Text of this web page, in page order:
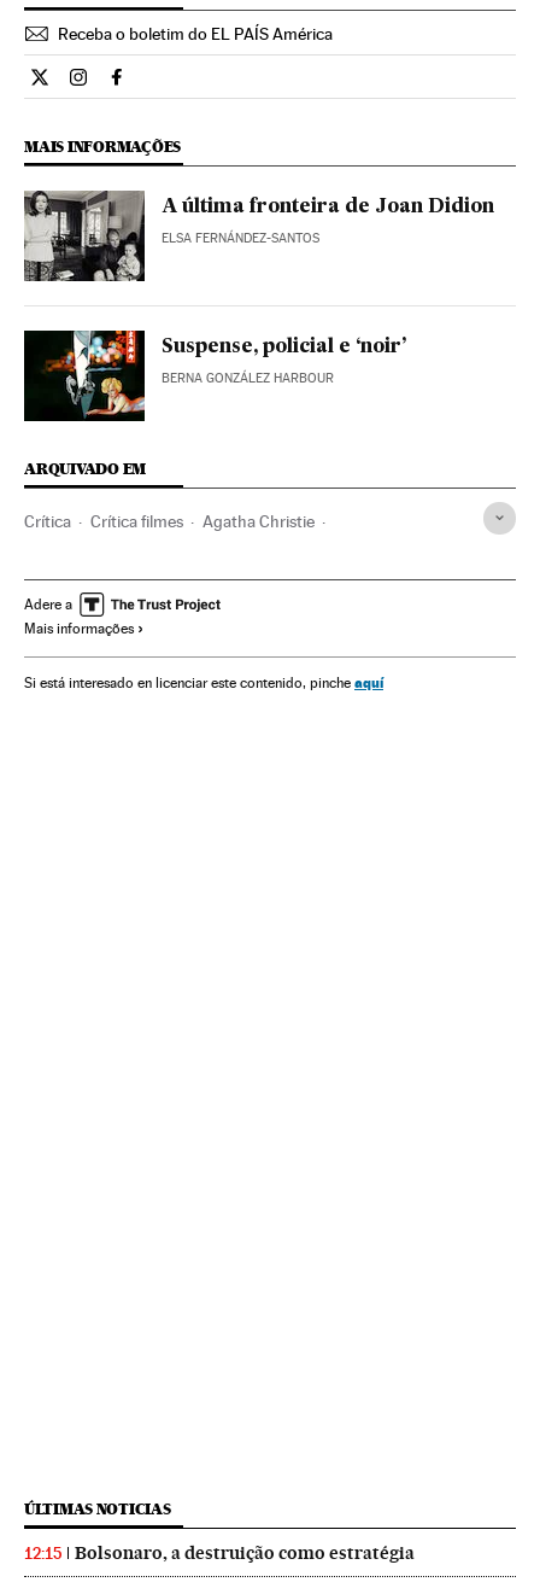
Receba o boletim do EL PAÍS América
Cultura El País Brasil en Twitter
Cultura El País Brasil en Instagram
Cultura El País Brasil en Facebook
MAIS INFORMAÇÕES
A última fronteira de Joan Didion
ELSA FERNÁNDEZ-SANTOS
Suspense, policial e ‘noir’
BERNA GONZÁLEZ HARBOUR
ARQUIVADO EM
Crítica Crítica filmes Agatha Christie
Daisy Ridley Filmes suspense
Literatura
Adere a
Mais informações
Si está interesado en licenciar este contenido, pinche aquí
ÚLTIMAS NOTICIAS
12:15 Bolsonaro, a destruição como estratégia